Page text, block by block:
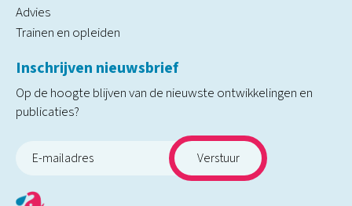
Advies
Trainen en opleiden
Inschrijven nieuwsbrief
Op de hoogte blijven van de nieuwste ontwikkelingen en
publicaties?